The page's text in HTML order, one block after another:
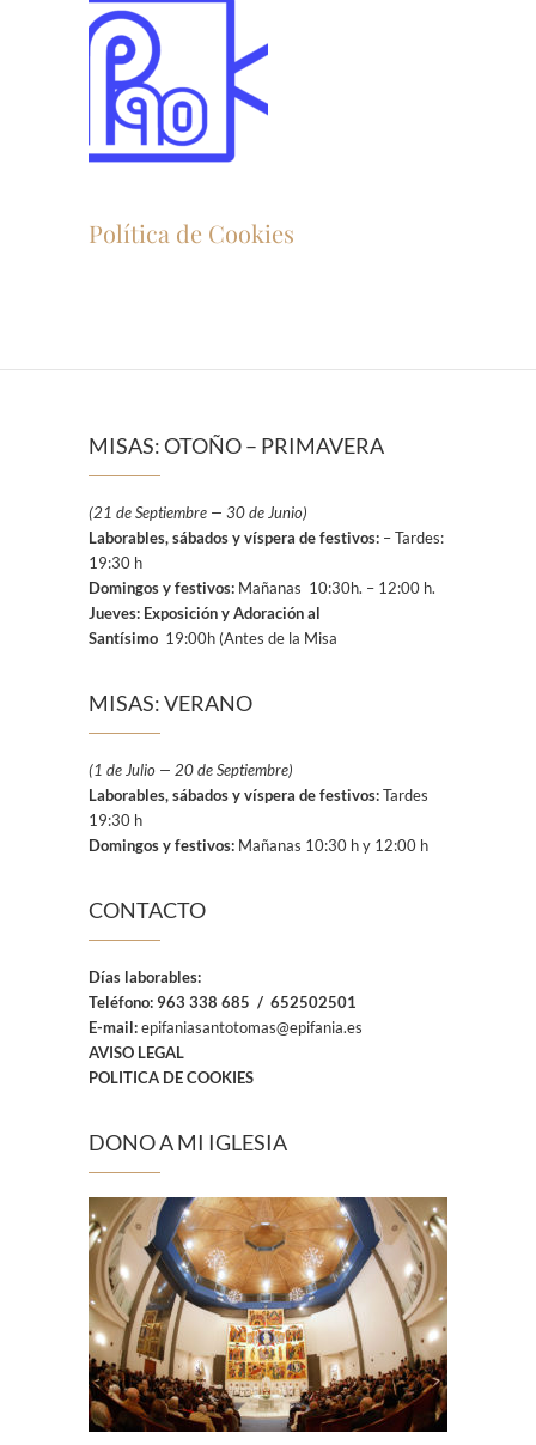
Política de Cookies
MISAS: OTOÑO – PRIMAVERA
(21 de Septiembre — 30 de Junio)
Laborables, sábados y víspera de festivos: – Tardes:
19:30 h
Domingos y festivos: Mañanas 10:30h. – 12:00 h.
Jueves: Exposición y Adoración al
Santísimo 19:00h (Antes de la Misa
MISAS: VERANO
(1 de Julio — 20 de Septiembre)
Laborables, sábados y víspera de festivos:Tardes
19:30 h
Domingos y festivos: Mañanas 10:30 h y 12:00 h
CONTACTO
Días laborables:
Teléfono: 963 338 685 / 652502501
E-mail:epifaniasantotomas@epifania.es
AVISO LEGAL
POLITICA DE COOKIES
DONO A MI IGLESIA